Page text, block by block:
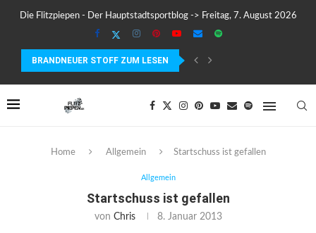
Die Flitzpiepen - Der Hauptstadtsportblog -> Freitag, 7. August 2026
BRANDNEUER STOFF ZUM LESEN
COROS PACE 4 IM TEST – LEICHT, SCHNELL...
Home Allgemein Startschuss ist gefallen
Allgemein
Startschuss ist gefallen
von Chris 8. Januar 2013